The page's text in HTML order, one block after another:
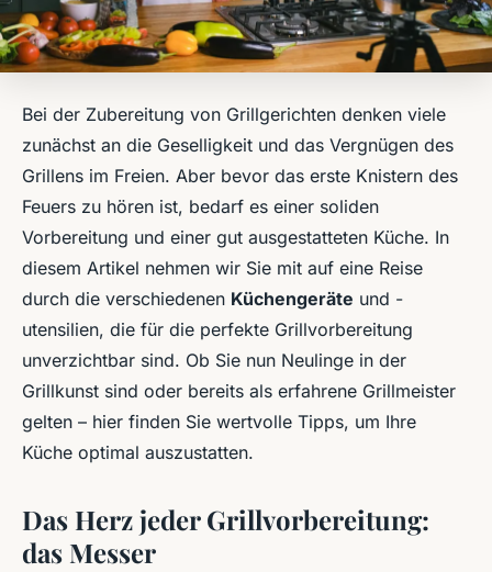
Bei der Zubereitung von Grillgerichten denken viele
zunächst an die Geselligkeit und das Vergnügen des
Grillens im Freien. Aber bevor das erste Knistern des
Feuers zu hören ist, bedarf es einer soliden
Vorbereitung und einer gut ausgestatteten Küche. In
diesem Artikel nehmen wir Sie mit auf eine Reise
durch die verschiedenen Küchengeräte und -
utensilien, die für die perfekte Grillvorbereitung
unverzichtbar sind. Ob Sie nun Neulinge in der
Grillkunst sind oder bereits als erfahrene Grillmeister
gelten – hier finden Sie wertvolle Tipps, um Ihre
Küche optimal auszustatten.
Das Herz jeder Grillvorbereitung:
das Messer